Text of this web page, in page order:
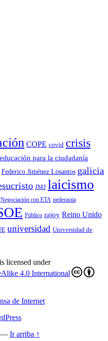
COPE covid crisis
educación para la ciudadaní­a
Federico Jiménez Losantos galicia
JMJ laicismo
Negociación con ETA pederastia
Público rajoy Reino Unido
universidad Universidad de
is licensed under
4.0 International
— Ir arriba ↑